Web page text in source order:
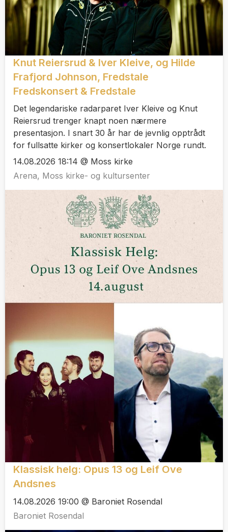
Knut Reiersrud & Iver Kleive, og Hilde
Frafjord Johnson, Fredstale
Fredskonsert & Fredstale
Det legendariske radarparet Iver Kleive og Knut
Reiersrud trenger knapt noen nærmere
presentasjon. I snart 30 år har de jevnlig opptrådt
for fullsatte kirker og konsertlokaler Norge rundt.
14.08.2026 18:14 @ Moss kirke
Arena, Moss kirke- og kultursenter
Klassisk helg: Opus 13 og Leif Ove
Andsnes
14.08.2026 19:00 @ Baroniet Rosendal
Baroniet Rosendal